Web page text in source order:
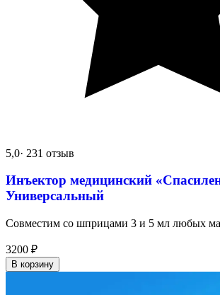
5,0· 231 отзыв
Инъектор медицинский
Универсальный
Совместим со шприцами 3 и 5 мл любых
3200 ₽
В корзину